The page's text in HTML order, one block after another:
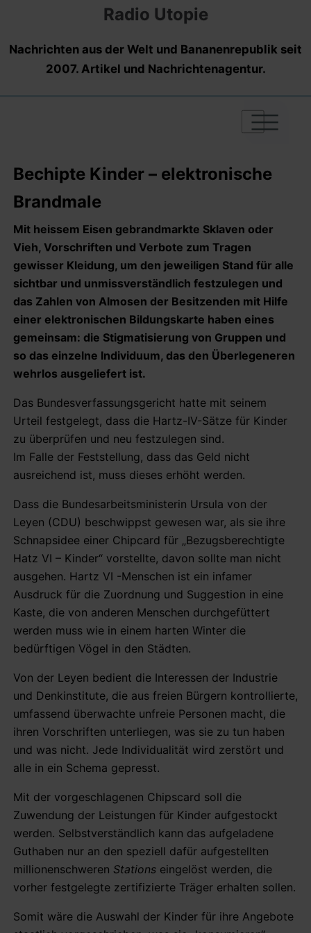
Radio Utopie
Nachrichten aus der Welt und Bananenrepublik seit
2007. Artikel und Nachrichtenagentur.
|
|
|
Bechipte Kinder – elektronische
Brandmale
Mit heissem Eisen gebrandmarkte Sklaven oder
Vieh, Vorschriften und Verbote zum Tragen
gewisser Kleidung, um den jeweiligen Stand für alle
sichtbar und unmissverständlich festzulegen und
das Zahlen von Almosen der Besitzenden mit Hilfe
einer elektronischen Bildungskarte haben eines
gemeinsam: die Stigmatisierung von Gruppen und
so das einzelne Individuum, das den Überlegeneren
wehrlos ausgeliefert ist.
Das Bundesverfassungsgericht hatte mit seinem
Urteil festgelegt, dass die Hartz-IV-Sätze für Kinder
zu überprüfen und neu festzulegen sind.
Im Falle der Feststellung, dass das Geld nicht
ausreichend ist, muss dieses erhöht werden.
Dass die Bundesarbeitsministerin Ursula von der
Leyen (CDU) beschwippst gewesen war, als sie ihre
Schnapsidee einer Chipcard für „Bezugsberechtigte
Hatz VI – Kinder“ vorstellte, davon sollte man nicht
ausgehen. Hartz VI -Menschen ist ein infamer
Ausdruck für die Zuordnung und Suggestion in eine
Kaste, die von anderen Menschen durchgefüttert
werden muss wie in einem harten Winter die
bedürftigen Vögel in den Städten.
Von der Leyen bedient die Interessen der Industrie
und Denkinstitute, die aus freien Bürgern kontrollierte,
umfassend überwachte unfreie Personen macht, die
ihren Vorschriften unterliegen, was sie zu tun haben
und was nicht. Jede Individualität wird zerstört und
alle in ein Schema gepresst.
Mit der vorgeschlagenen Chipscard soll die
Zuwendung der Leistungen für Kinder aufgestockt
werden. Selbstverständlich kann das aufgeladene
Guthaben nur an den speziell dafür aufgestellten
millionenschweren Stations eingelöst werden, die
vorher festgelegte zertifizierte Träger erhalten sollen.
Somit wäre die Auswahl der Kinder für ihre Angebote